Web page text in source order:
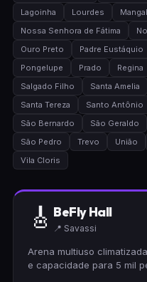
Lagoinha
Lourdes
Nossa Senhora de Fátima
Ouro Preto
Padre Eustáquio
Pongelupe
Prado Regina
Salgado Filho
Santa Amelia
Santa Tereza
Santo Antônio
São Bernardo
São Geraldo
São Pedro
Trevo União
Vila Cloris
🎸 BeFly Hall
📍 Savassi
Arena multiuso
e capacidade para 5 mil